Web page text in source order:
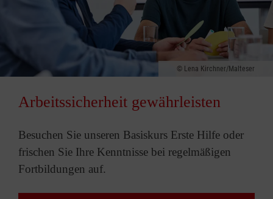
Lena Kirchner/Malteser
Arbeitssicherheit gewährleisten
Besuchen Sie unseren Basiskurs Erste Hilfe oder
frischen Sie Ihre Kenntnisse bei regelmäßigen
Fortbildungen auf.